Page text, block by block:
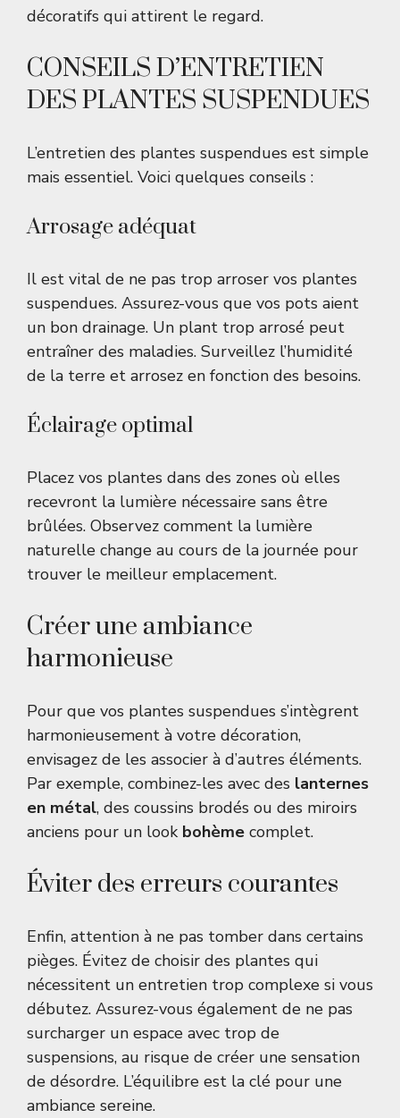
décoratifs qui attirent le regard.
CONSEILS D’ENTRETIEN
DES PLANTES SUSPENDUES
L’entretien des plantes suspendues est simple
mais essentiel. Voici quelques conseils :
Arrosage adéquat
Il est vital de ne pas trop arroser vos plantes
suspendues. Assurez-vous que vos pots aient
un bon drainage. Un plant trop arrosé peut
entraîner des maladies. Surveillez l’humidité
de la terre et arrosez en fonction des besoins.
Éclairage optimal
Placez vos plantes dans des zones où elles
recevront la lumière nécessaire sans être
brûlées. Observez comment la lumière
naturelle change au cours de la journée pour
trouver le meilleur emplacement.
Créer une ambiance
harmonieuse
Pour que vos plantes suspendues s’intègrent
harmonieusement à votre décoration,
envisagez de les associer à d’autres éléments.
Par exemple, combinez-les avec des lanternes
en métal, des coussins brodés ou des miroirs
anciens pour un look bohème complet.
Éviter des erreurs courantes
Enfin, attention à ne pas tomber dans certains
pièges. Évitez de choisir des plantes qui
nécessitent un entretien trop complexe si vous
débutez. Assurez-vous également de ne pas
surcharger un espace avec trop de
suspensions, au risque de créer une sensation
de désordre. L’équilibre est la clé pour une
ambiance sereine.